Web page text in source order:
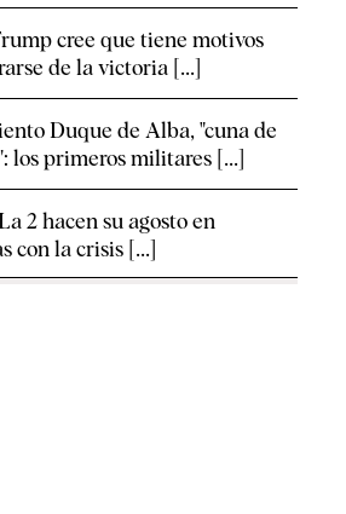
cree que tiene motivos
de la victoria [...]
Duque de Alba, "cuna de
los primeros militares [...]
2 hacen su agosto en
con la crisis [...]